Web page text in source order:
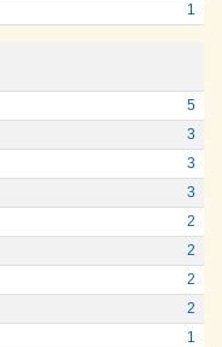
1
5
3
3
3
2
2
2
2
1